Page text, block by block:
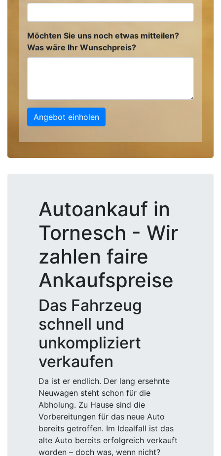
Möchten Sie uns noch etwas mitteilen?
Was wäre Ihr Wunschpreis?
Angebot einholen
Autoankauf in
Tornesch - Wir
zahlen faire
Ankaufspreise
Das Fahrzeug
schnell und
unkompliziert
verkaufen
Da ist er endlich. Der lang ersehnte
Neuwagen steht schon für die
Abholung. Zu Hause sind die
Vorbereitungen für das neue Auto
bereits getroffen. Im Idealfall ist das
alte Auto bereits erfolgreich verkauft
worden – doch was, wenn nicht?